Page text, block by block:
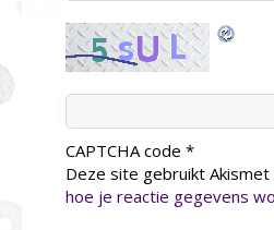
CAPTCHA code *
Deze site gebruikt
hoe je reactie gegevens